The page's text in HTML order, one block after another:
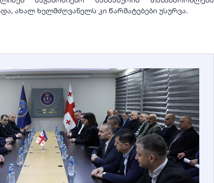
ახალ ხელმძღვანელს კი წარმატებები უსურვა.